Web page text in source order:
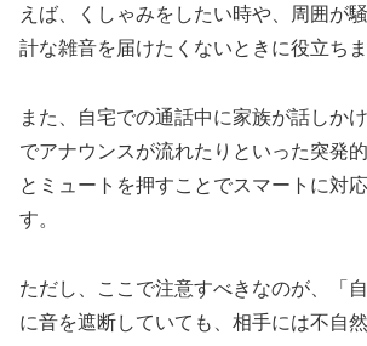
えば、くしゃみをしたい時や、周囲が
計な雑音を届けたくないときに役立ちま
また、自宅での通話中に家族が話しか
でアナウンスが流れたりといった突発
とミュートを押すことでスマートに対
す。
ただし、ここで注意すべきなのが、「
に音を遮断していても、相手には不自